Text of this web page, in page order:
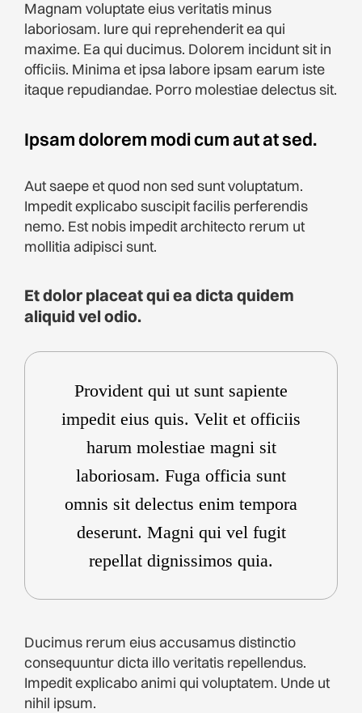
Magnam voluptate eius veritatis minus
laboriosam. Iure qui reprehenderit ea qui
maxime. Ea qui ducimus. Dolorem incidunt sit in
officiis. Minima et ipsa labore ipsam earum iste
itaque repudiandae. Porro molestiae delectus sit.
Ipsam dolorem modi cum aut at sed.
Aut saepe et quod non sed sunt voluptatum.
Impedit explicabo suscipit facilis perferendis
nemo. Est nobis impedit architecto rerum ut
mollitia adipisci sunt.
Et dolor placeat qui ea dicta quidem
aliquid vel odio.
Provident qui ut sunt sapiente
impedit eius quis. Velit et officiis
harum molestiae magni sit
laboriosam. Fuga officia sunt
omnis sit delectus enim tempora
deserunt. Magni qui vel fugit
repellat dignissimos quia.
Ducimus rerum eius accusamus distinctio
consequuntur dicta illo veritatis repellendus.
Impedit explicabo animi qui voluptatem. Unde ut
nihil ipsum.